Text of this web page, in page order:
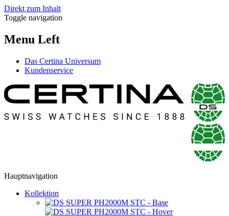
Direkt zum Inhalt
Toggle navigation
Menu Left
Das Certina Universum
Kundenservice
Hauptnavigation
Kollektion